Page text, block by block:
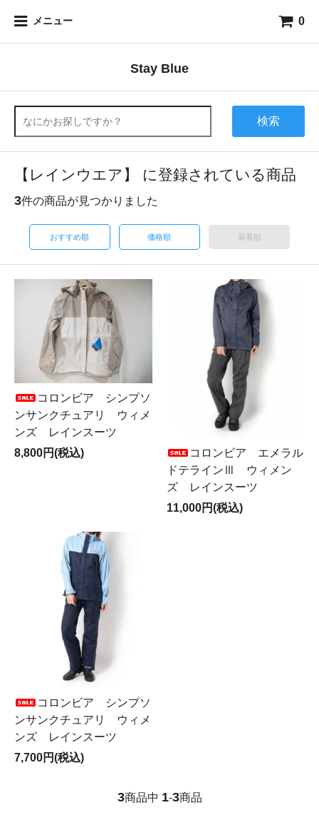
メニュー 0
Stay Blue
検索
【レインウエア】 に登録されている商品
3件の商品が見つかりました
おすすめ順 価格順 新着順
コロンビア シンプソ
ンサンクチュアリ ウィメ
ンズ レインスーツ
8,800円(税込)
コロンビア エメラル
ドテラインⅢ ウィメン
ズ レインスーツ
11,000円(税込)
コロンビア シンプソ
ンサンクチュアリ ウィメ
ンズ レインスーツ
7,700円(税込)
3商品中 1-3商品